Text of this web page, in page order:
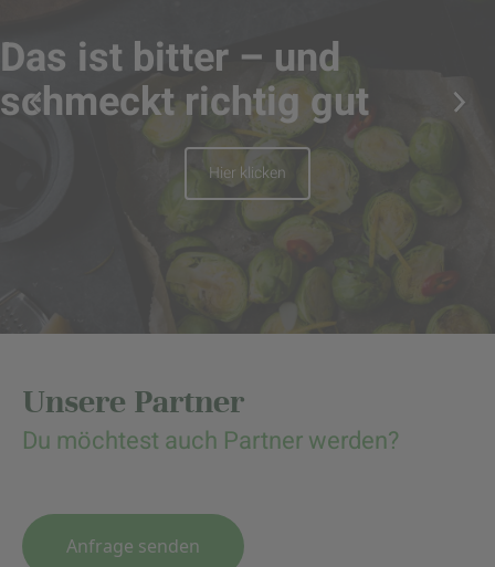
Das ist bitter – und
schmeckt richtig gut
Hier klicken
Unsere Partner
Du möchtest auch Partner werden?
Anfrage senden